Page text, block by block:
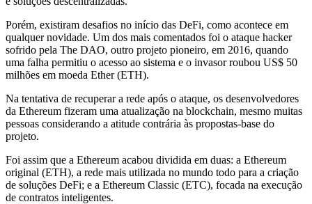
Porém, existiram desafios no início das DeFi, como acontece em
qualquer novidade. Um dos mais comentados foi o ataque hacker
sofrido pela The DAO, outro projeto pioneiro, em 2016, quando
uma falha permitiu o acesso ao sistema e o invasor roubou US$ 50
milhões em moeda Ether (ETH).
Na tentativa de recuperar a rede após o ataque, os desenvolvedores
da Ethereum fizeram uma atualização na blockchain, mesmo muitas
pessoas considerando a atitude contrária às propostas-base do
projeto.
Foi assim que a Ethereum acabou dividida em duas: a Ethereum
original (ETH), a rede mais utilizada no mundo todo para a criação
de soluções DeFi; e a Ethereum Classic (ETC), focada na execução
de contratos inteligentes.